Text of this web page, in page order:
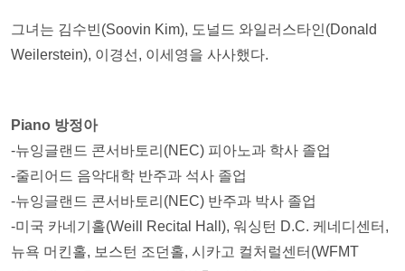
그녀는 김수빈(Soovin Kim), 도널드 와일러스타인(Donald
Weilerstein), 이경선, 이세영을 사사했다.
Piano 방정아
-뉴잉글랜드 콘서바토리(NEC) 피아노과 학사 졸업
-줄리어드 음악대학 반주과 석사 졸업
-뉴잉글랜드 콘서바토리(NEC) 반주과 박사 졸업
-미국 카네기홀(Weill Recital Hall), 워싱턴 D.C. 케네디센터,
뉴욕 머킨홀, 보스턴 조던홀, 시카고 컬처럴센터(WFMT